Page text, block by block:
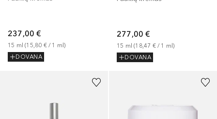
237,00 €
15 ml (15,80 € / 1 ml)
DOVANA
277,00 €
15 ml (18,47 € / 1 ml)
DOVANA